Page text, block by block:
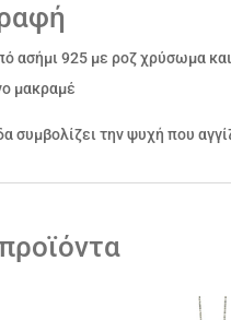
ασήμι 925 με ροζ χρύσωμα
μακραμέ
συμβολίζει την ψυχή που